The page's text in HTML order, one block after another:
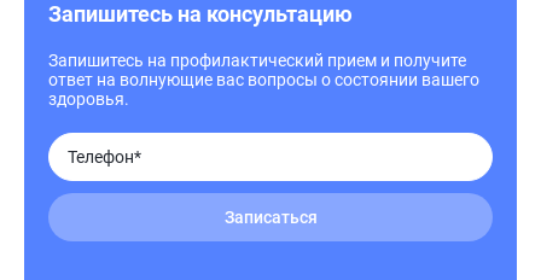
Запишитесь на консультацию
Запишитесь на профилактический прием и получите
ответ на волнующие вас вопросы о состоянии вашего
здоровья.
Записаться